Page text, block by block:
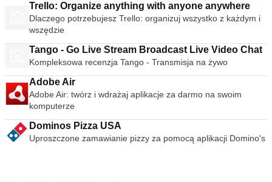
Trello: Organize anything with anyone anywhere
Dlaczego potrzebujesz Trello: organizuj wszystko z każdym i
wszędzie
Tango - Go Live Stream Broadcast Live Video Chat
Kompleksowa recenzja Tango - Transmisja na żywo
Adobe Air
Adobe Air: twórz i wdrażaj aplikacje za darmo na swoim
komputerze
Dominos Pizza USA
Uproszczone zamawianie pizzy za pomocą aplikacji Domino's